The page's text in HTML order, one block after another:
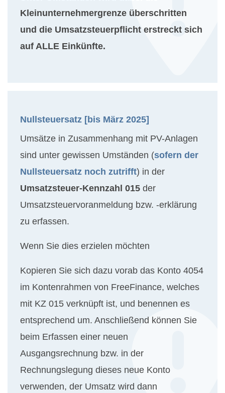
Kleinunternehmergrenze überschritten
und die Umsatzsteuerpflicht erstreckt sich
auf ALLE Einkünfte.
Nullsteuersatz [bis März 2025]
Umsätze in Zusammenhang mit PV-Anlagen
sind unter gewissen Umständen (sofern der
Nullsteuersatz noch zutrifft) in der
Umsatzsteuer-Kennzahl 015 der
Umsatzsteuervoranmeldung bzw. -erklärung
zu erfassen.
Wenn Sie dies erzielen möchten
Kopieren Sie sich dazu vorab das Konto 4054
im Kontenrahmen von FreeFinance, welches
mit KZ 015 verknüpft ist, und benennen es
entsprechend um. Anschließend können Sie
beim Erfassen einer neuen
Ausgangsrechnung bzw. in der
Rechnungslegung dieses neue Konto
verwenden, der Umsatz wird dann